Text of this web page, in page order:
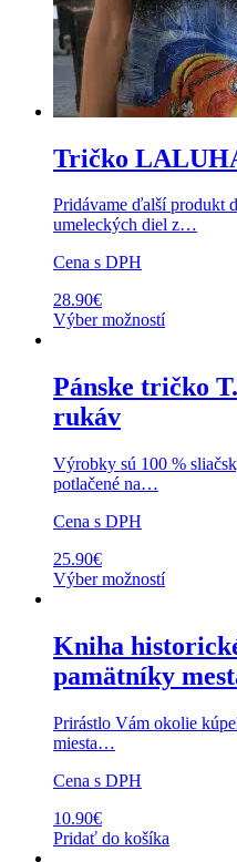
Tričko
Pridávame ďalší produkt
umeleckých diel z…
Cena s DPH
28.90€
Výber možností
Pánske tričko
rukáv
Výrobky sú 100 %
potlačené na…
Cena s DPH
25.90€
Výber možností
Kniha
pamätníky
Prirástlo Vám okolie
miesta…
Cena s DPH
10.90€
Pridať do košíka